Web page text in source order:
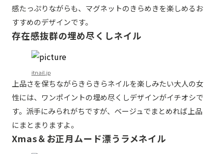
感たっぷりながらも、マグネットのきらめきを楽しめるお
すすめのデザインです。
存在感抜群の埋め尽くしネイル
itnail.jp
上品さを保ちながらきらきらネイルを楽しみたい大人の女
性には、ワンポイントの埋め尽くしデザインがイチオシで
す。派手にみられがちですが、ベージュでまとめれば上品
にまとまりますよ。
Xmas＆お正月ムード漂うラメネイル